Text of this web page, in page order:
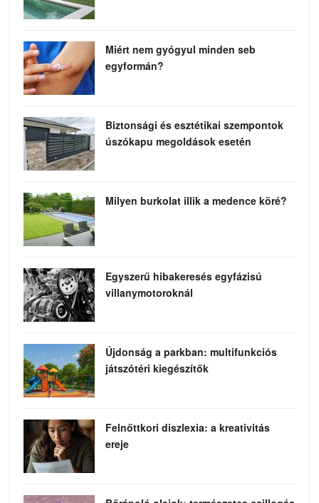
Miért nem gyógyul minden seb
egyformán?
Biztonsági és esztétikai szempontok
úszókapu megoldások esetén
Milyen burkolat illik a medence köré?
Egyszerű hibakeresés egyfázisú
villanymotoroknál
Újdonság a parkban: multifunkciós
játszótéri kiegészítők
Felnőttkori diszlexia: a kreativitás
ereje